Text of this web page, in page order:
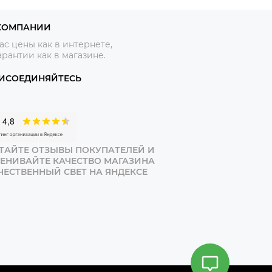
цены как в интернете,
как в магазине.
ОТЗЫВЫ ПОКУПАТЕЛЕЙ И
КАЧЕСТВО МАГАЗИНА
СВЕТ НА ЯНДЕКСЕ